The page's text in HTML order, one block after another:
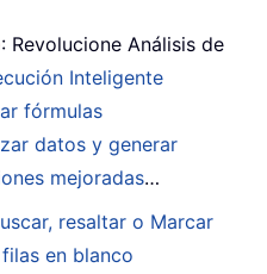
: Revolucione Análisis de
Inteligente
fórmulas
datos y generar
mejoradas…
resaltar o Marcar
en blanco